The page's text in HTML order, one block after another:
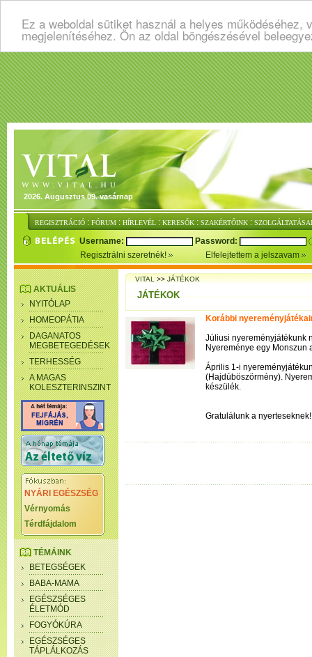
Ez a weboldal sütiket használ a helyes
megjelenítéséhez. Ön az oldal böngészésével
2026. Augusztus 09. vasárnap
REGISZTRÁCIÓ : FÓRUM : HÍRLEVÉL : KERESŐK : SZAKÉRTŐINK :
Username:
Password:
Regisztrálni szeretnék!
Elfelejtettem a jelszavam
AKTUÁLIS
NYITÓLAP
HOMEOPÁTIA
DAGANATOS
MEGBETEGEDÉSEK
TERHESSÉG
A MAGAS
KOLESZTERINSZINT
NYÁRI EGÉSZSÉG
Vérnyomás
Térdfájdalom
TÉMÁINK
BETEGSÉGEK
BABA-MAMA
EGÉSZSÉGES
ÉLETMÓD
FOGYÓKÚRA
EGÉSZSÉGES
TÁPLÁLKOZÁS
VITAL>>JÁTÉKOK
JÁTÉKOK
Korábbi
Júliusi nyereményjátékunk
Nyereménye egy Monszun
Április 1-i
(Hajdúböszörmény).
készülék.
Gratulálunk a nyerteseknek!